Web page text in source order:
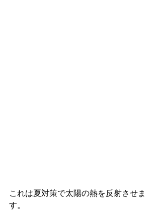
これは夏対策で太陽の熱を反射させま
す。